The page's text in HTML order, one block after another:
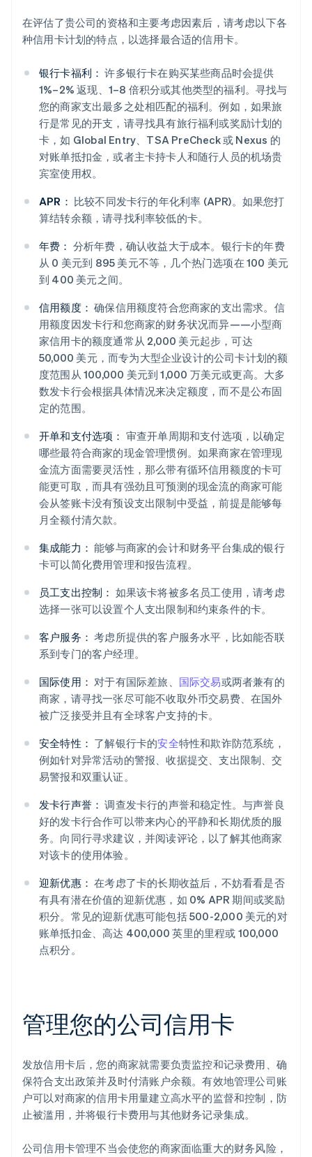
在评估了贵公司的资格和主要考虑因素后，请考虑以下各
种信用卡计划的特点，以选择最合适的信用卡。
银行卡福利： 许多银行卡在购买某些商品时会提供
1%–2% 返现、1–8 倍积分或其他类型的福利。寻找与
您的商家支出最多之处相匹配的福利。例如，如果旅
行是常见的开支，请寻找具有旅行福利或奖励计划的
卡，如 Global Entry、TSA PreCheck 或 Nexus 的
对账单抵扣金，或者主卡持卡人和随行人员的机场贵
宾室使用权。
APR： 比较不同发卡行的年化利率 (APR)。如果您打
算结转余额，请寻找利率较低的卡。
年费： 分析年费，确认收益大于成本。银行卡的年费
从 0 美元到 895 美元不等，几个热门选项在 100 美元
到 400 美元之间。
信用额度： 确保信用额度符合您商家的支出需求。信
用额度因发卡行和您商家的财务状况而异——小型商
家信用卡的额度通常从 2,000 美元起步，可达
50,000 美元，而专为大型企业设计的公司卡计划的额
度范围从 100,000 美元到 1,000 万美元或更高。大多
数发卡行会根据具体情况来决定额度，而不是公布固
定的范围。
开单和支付选项： 审查开单周期和支付选项，以确定
哪些最符合商家的现金管理惯例。如果商家在管理现
金流方面需要灵活性，那么带有循环信用额度的卡可
能更可取，而具有强劲且可预测的现金流的商家可能
会从签账卡没有预设支出限制中受益，前提是能够每
月全额付清欠款。
集成能力： 能够与商家的会计和财务平台集成的银行
卡可以简化费用管理和报告流程。
员工支出控制： 如果该卡将被多名员工使用，请考虑
选择一张可以设置个人支出限制和约束条件的卡。
客户服务： 考虑所提供的客户服务水平，比如能否联
系到专门的客户经理。
国际使用： 对于有国际差旅、 国际交易或两者兼有的
商家，请寻找一张尽可能不收取外币交易费、在国外
被广泛接受并且有全球客户支持的卡。
安全特性： 了解银行卡的安全特性和欺诈防范系统，
例如针对异常活动的警报、收据提交、支出限制、交
易警报和双重认证。
发卡行声誉： 调查发卡行的声誉和稳定性。与声誉良
好的发卡行合作可以带来内心的平静和长期优质的服
务。向同行寻求建议，并阅读评论，以了解其他商家
对该卡的使用体验。
迎新优惠： 在考虑了卡的长期收益后，不妨看看是否
有具有潜在价值的迎新优惠，如 0% APR 期间或奖励
积分。常见的迎新优惠可能包括 500-2,000 美元的对
账单抵扣金、高达 400,000 英里的里程或 100,000
点积分。
管理您的公司信用卡
发放信用卡后，您的商家就需要负责监控和记录费用、确
保符合支出政策并及时付清账户余额。有效地管理公司账
户可以对商家的信用卡用量建立高水平的监督和控制，防
止被滥用，并将银行卡费用与其他财务记录集成。
公司信用卡管理不当会使您的商家面临重大的财务风险，